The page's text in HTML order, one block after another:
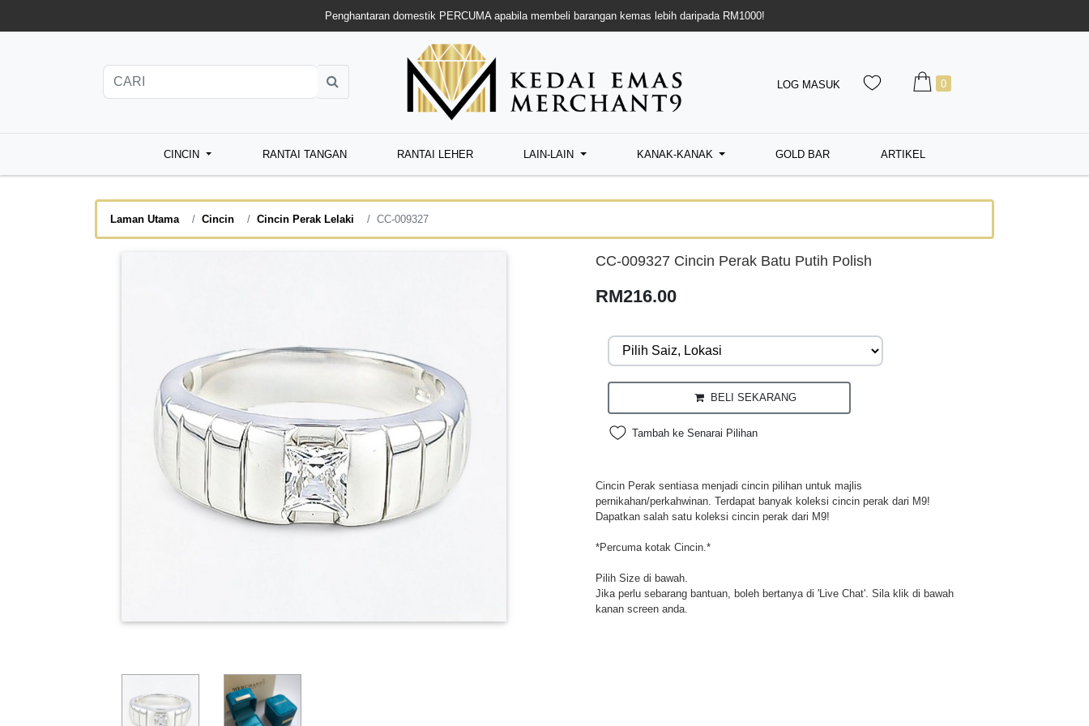
Penghantaran domestik PERCUMA apabila membeli barangan kemas lebih daripada RM1000!
LOG MASUK 0
CINCIN RANTAI TANGAN RANTAI LEHER LAIN-LAIN KANAK-KANAK GOLD BAR ARTIKEL
Laman Utama Cincin Cincin Perak Lelaki CC-009327
CC-009327 Cincin Perak Batu Putih Polish
RM216.00
BELI SEKARANG
Tambah ke Senarai Pilihan
Cincin Perak sentiasa menjadi cincin pilihan untuk majlis
pernikahan/perkahwinan. Terdapat banyak koleksi cincin perak dari M9!
Dapatkan salah satu koleksi cincin perak dari M9!
*Percuma kotak Cincin.*
Pilih Size di bawah.
Jika perlu sebarang bantuan, boleh bertanya di 'Live Chat'. Sila klik di bawah
kanan screen anda.